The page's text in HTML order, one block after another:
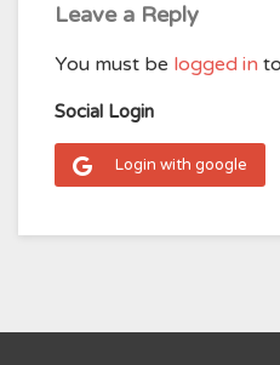
Leave a Reply
You must be logged in
Social Login
Login with google